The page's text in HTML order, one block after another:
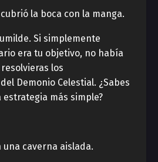
la boca con la manga.
Si simplemente
era tu objetivo, no había
los
Demonio Celestial. ¿Sabes
más simple?
una caverna aislada.